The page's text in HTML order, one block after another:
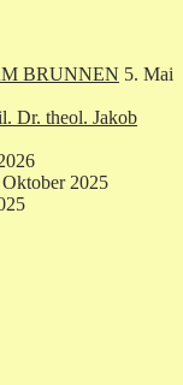
BRUNNEN 5. Mai
Dr. theol. Jakob
2025